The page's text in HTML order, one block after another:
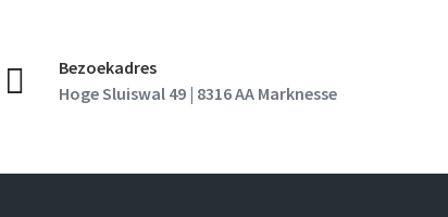
Bezoekadres
Hoge Sluiswal 49 | 8316 AA Marknesse